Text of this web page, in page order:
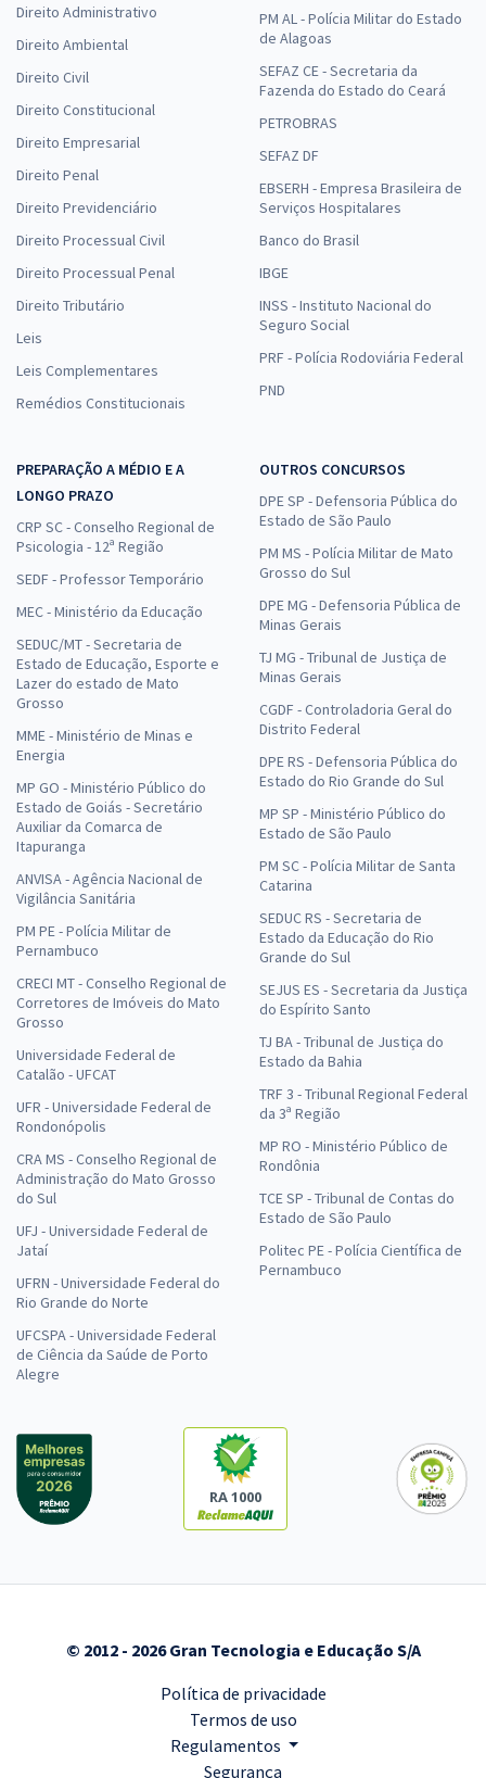
Direito Administrativo
Direito Ambiental
Direito Civil
Direito Constitucional
Direito Empresarial
Direito Penal
Direito Previdenciário
Direito Processual Civil
Direito Processual Penal
Direito Tributário
Leis
Leis Complementares
Remédios Constitucionais
PM AL - Polícia Militar do Estado
de Alagoas
SEFAZ CE - Secretaria da
Fazenda do Estado do Ceará
PETROBRAS
SEFAZ DF
EBSERH - Empresa Brasileira de
Serviços Hospitalares
Banco do Brasil
IBGE
INSS - Instituto Nacional do
Seguro Social
PRF - Polícia Rodoviária Federal
PND
PREPARAÇÃO A MÉDIO E A
LONGO PRAZO
CRP SC - Conselho Regional de
Psicologia - 12ª Região
SEDF - Professor Temporário
MEC - Ministério da Educação
SEDUC/MT - Secretaria de
Estado de Educação, Esporte e
Lazer do estado de Mato
Grosso
MME - Ministério de Minas e
Energia
MP GO - Ministério Público do
Estado de Goiás - Secretário
Auxiliar da Comarca de
Itapuranga
ANVISA - Agência Nacional de
Vigilância Sanitária
PM PE - Polícia Militar de
Pernambuco
CRECI MT - Conselho Regional de
Corretores de Imóveis do Mato
Grosso
Universidade Federal de
Catalão - UFCAT
UFR - Universidade Federal de
Rondonópolis
CRA MS - Conselho Regional de
Administração do Mato Grosso
do Sul
UFJ - Universidade Federal de
Jataí
UFRN - Universidade Federal do
Rio Grande do Norte
UFCSPA - Universidade Federal
de Ciência da Saúde de Porto
Alegre
OUTROS CONCURSOS
DPE SP - Defensoria Pública do
Estado de São Paulo
PM MS - Polícia Militar de Mato
Grosso do Sul
DPE MG - Defensoria Pública de
Minas Gerais
TJ MG - Tribunal de Justiça de
Minas Gerais
CGDF - Controladoria Geral do
Distrito Federal
DPE RS - Defensoria Pública do
Estado do Rio Grande do Sul
MP SP - Ministério Público do
Estado de São Paulo
PM SC - Polícia Militar de Santa
Catarina
SEDUC RS - Secretaria de
Estado da Educação do Rio
Grande do Sul
SEJUS ES - Secretaria da Justiça
do Espírito Santo
TJ BA - Tribunal de Justiça do
Estado da Bahia
TRF 3 - Tribunal Regional Federal
da 3ª Região
MP RO - Ministério Público de
Rondônia
TCE SP - Tribunal de Contas do
Estado de São Paulo
Politec PE - Polícia Científica de
Pernambuco
RA 1000
© 2012 - 2026 Gran Tecnologia e Educação S/A
Política de privacidade
Termos de uso
Regulamentos
Segurança